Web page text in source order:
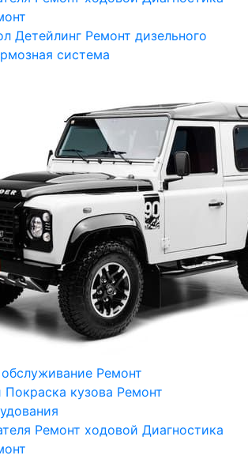
Детейлинг Ремонт дизельного
система
Ремонт
Покраска кузова Ремонт
Ремонт ходовой Диагностика